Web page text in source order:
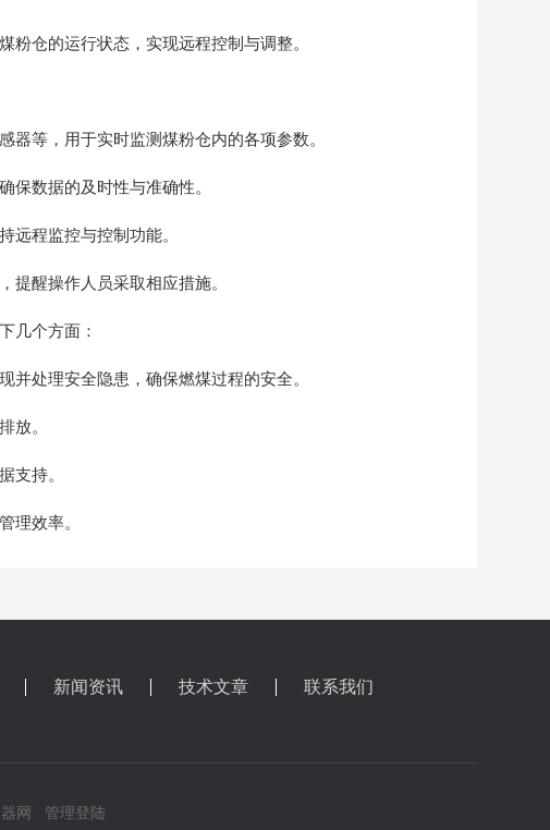
仓的运行状态，实现远程控制与调整。
等，用于实时监测煤粉仓内的各项参数。
数据的及时性与准确性。
程监控与控制功能。
醒操作人员采取相应措施。
几个方面：
处理安全隐患，确保燃煤过程的安全。
放。
支持。
理效率。
新闻资讯 技术文章 联系我们
网 管理登陆